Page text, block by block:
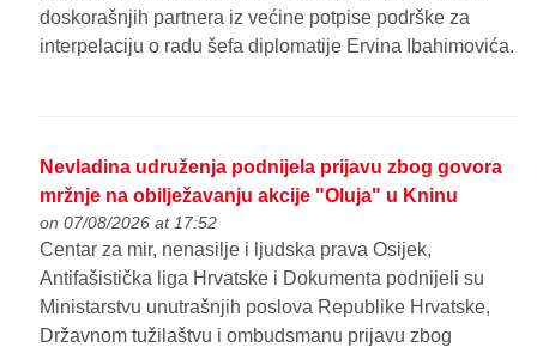
doskorašnjih partnera iz većine potpise podrške za
interpelaciju o radu šefa diplomatije Ervina Ibahimovića.
Nevladina udruženja podnijela prijavu zbog govora
mržnje na obilježavanju akcije "Oluja" u Kninu
on 07/08/2026 at 17:52
Centar za mir, nenasilje i ljudska prava Osijek,
Antifašistička liga Hrvatske i Dokumenta podnijeli su
Ministarstvu unutrašnjih poslova Republike Hrvatske,
Državnom tužilaštvu i ombudsmanu prijavu zbog